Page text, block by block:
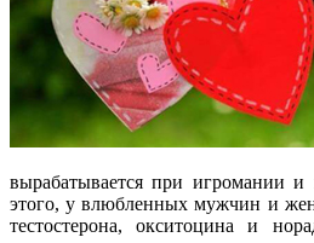
вырабатывается при игромании и
этого, у влюбленных мужчин и
тестостерона, окситоцина и